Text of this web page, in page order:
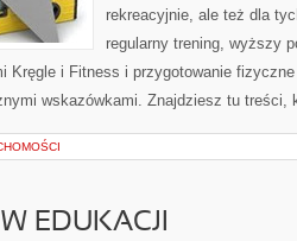
rekreacyjnie, ale też dla
regularny trening, wyższy
Kręgle i Fitness i przygotowanie
wskazówkami. Znajdziesz tu
EDUKACJI